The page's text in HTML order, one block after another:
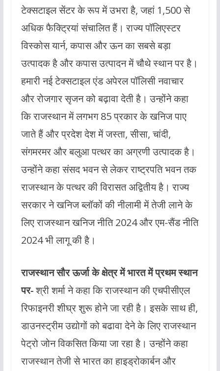
टेक्सटाइल सेंटर के रूप में उभरा है, जहां 1,500 से
अधिक फैक्ट्रियां संचालित हैं। राज्य पॉलिएस्टर
विस्कोस यार्न, कपास और ऊन का सबसे बड़ा
उत्पादक है और कपास उत्पादन में चौथे स्थान पर है।
हमारी नई टेक्सटाइल एंड अपेरल पॉलिसी नवाचार
और रोजगार सृजन को बढ़ावा देती है। उन्होंने कहा
कि राजस्थान में लगभग 85 प्रकार के खनिज पाए
जाते हैं और प्रदेश देश में जस्ता, सीसा, चांदी,
संगमरमर और बलुआ पत्थर का अग्रणी उत्पादक है।
उन्होंने कहा संसद भवन से लेकर राष्ट्रपति भवन तक
राजस्थान के पत्थर की विरासत अद्वितीय है। राज्य
सरकार ने खनिज ब्लॉकों की नीलामी में तेजी लाने के
लिए राजस्थान खनिज नीति 2024 और एम-सैंड नीति
2024 भी लागू की है।
राजस्थान सौर ऊर्जा के क्षेत्र में भारत में प्रथम स्थान
पर-श्री शर्मा ने कहा कि राजस्थान की एचपीसीएल
रिफाइनरी शीघ्र शुरू होने जा रही है। इसके साथ ही,
डाउनस्ट्रीम उद्योगों को बढावा देने के लिए राजस्थान
पेट्रो जोन विकसित किया जा रहा है। उन्होंने कहा
राजस्थान तेजी से भारत का हाइड्रोकार्बन और